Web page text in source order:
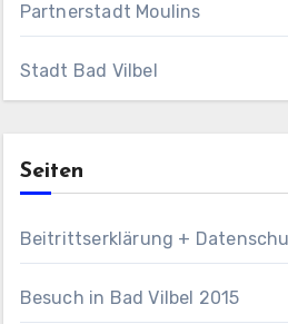
Partnerstadt Moulins
Stadt Bad Vilbel
Seiten
Beitrittserklärung +
Besuch in Bad Vilbel 2015